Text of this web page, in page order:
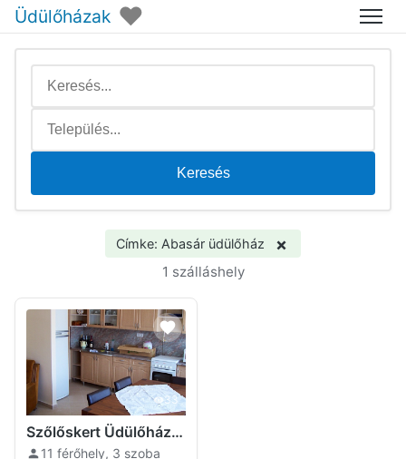
Üdülőházak ♥ Menü
Keresés
Címke: Abasár üdülőház ×
1 szálláshely
33
Szőlőskert Üdülőház Abasár
11 férőhely, 3 szoba